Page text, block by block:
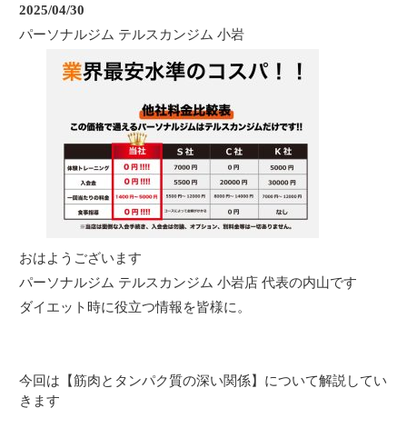
2025/04/30
パーソナルジム テルスカンジム 小岩
おはようございます
パーソナルジム テルスカンジム 小岩店 代表の内山です
ダイエット時に役立つ情報を皆様に。
今回は【筋肉とタンパク質の深い関係】について解説してい
きます